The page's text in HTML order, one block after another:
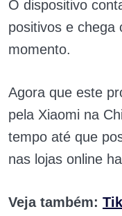
O dispositivo
positivos e chega
momento.
Agora que este
pela Xiaomi na
tempo até que
nas lojas online
Veja também: